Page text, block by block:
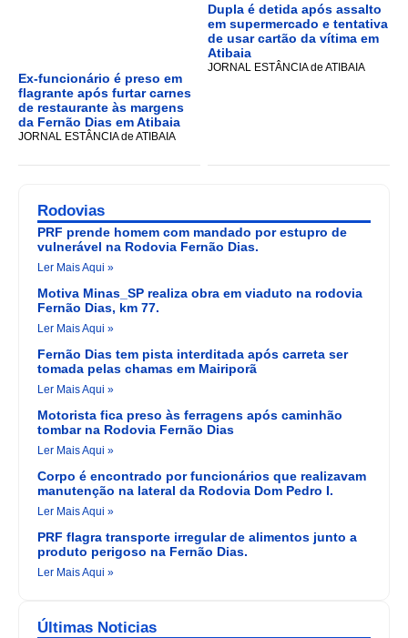
Ex-funcionário é preso em
flagrante após furtar carnes
de restaurante às margens
da Fernão Dias em Atibaia
JORNAL ESTÂNCIA de ATIBAIA
Dupla é detida após assalto
em supermercado e tentativa
de usar cartão da vítima em
Atibaia
JORNAL ESTÂNCIA de ATIBAIA
Rodovias
PRF prende homem com mandado por estupro de
vulnerável na Rodovia Fernão Dias.
Ler Mais Aqui »
Motiva Minas_SP realiza obra em viaduto na rodovia
Fernão Dias, km 77.
Ler Mais Aqui »
Fernão Dias tem pista interditada após carreta ser
tomada pelas chamas em Mairiporã
Ler Mais Aqui »
Motorista fica preso às ferragens após caminhão
tombar na Rodovia Fernão Dias
Ler Mais Aqui »
Corpo é encontrado por funcionários que realizavam
manutenção na lateral da Rodovia Dom Pedro I.
Ler Mais Aqui »
PRF flagra transporte irregular de alimentos junto a
produto perigoso na Fernão Dias.
Ler Mais Aqui »
Últimas Noticias